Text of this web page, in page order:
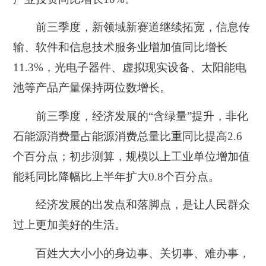
前三季度，新领域新赛道继续拓宽，信息传
输、软件和信息技术服务业增加值同比增长
11.3%，光电子器件、虚拟现实设备、太阳能电
池等产品产量保持两位数增长。
前三季度，经济发展的“含绿量”提升，非化
石能源消费量占能源消费总量比重同比提高2.6
个百分点；初步测算，规模以上工业单位增加值
能耗同比降幅比上半年扩大0.8个百分点。
经济发展的出发点和落脚点，是让人民群众
过上更加美好的生活。
百姓大大小小的身边事、关切事、难办事，